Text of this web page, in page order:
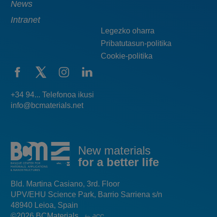
News
Intranet
Legezko oharra
Pribatutasun-politika
Cookie-politika
+34 94... Telefonoa ikusi
info@bcmaterials.net
New materials
for a better life
Bld. Martina Casiano, 3rd. Floor
UPV/EHU Science Park, Barrio Sarriena s/n
48940 Leioa, Spain